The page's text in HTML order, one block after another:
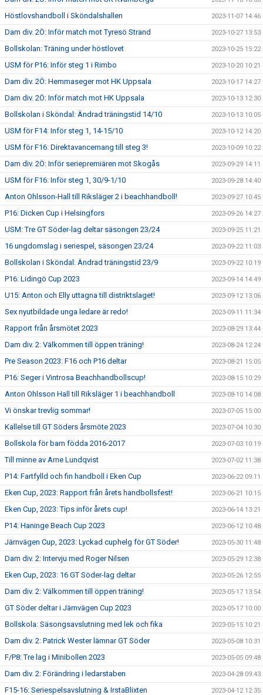
Höstlovshandboll i Sköndalshallen 2023-11-07 14:46
Dam div. 2Ö: Inför match mot Tyresö Strand 2023-10-27 13:53
Bollskolan: Träning under höstlovet 2023-10-25 15:22
USM för P16: Inför steg 1 i Rimbo 2023-10-20 10:21
Dam div. 2Ö: Hemmaseger mot HK Uppsala 2023-10-17 14:27
Dam div. 2Ö: Inför match mot HK Uppsala 2023-10-13 12:30
Bollskolan i Sköndal: Ändrad träningstid 14/10 2023-10-13 10:05
USM för F14: Inför steg 1, 14-15/10 2023-10-12 14:20
USM för F16: Direktavancemang till steg 3! 2023-10-09 10:22
Dam div. 2Ö: Inför seriepremiären mot Skogås 2023-09-29 14:11
USM för F16: Inför steg 1, 30/9-1/10 2023-09-28 14:40
Anton Ohlsson-Hall till Riksläger 2 i beachhandboll! 2023-09-27 10:45
P16: Dicken Cup i Helsingfors 2023-09-26 14:27
USM: Tre GT Söder-lag deltar säsongen 23/24 2023-09-25 11:21
16 ungdomslag i seriespel, säsongen 23/24 2023-09-22 11:03
Bollskolan i Sköndal: Ändrad träningstid 23/9 2023-09-22 10:19
P16: Lidingö Cup 2023 2023-09-14 14:49
U15: Anton och Elly uttagna till distriktslaget! 2023-09-12 13:06
Sex nyutbildade unga ledare är redo! 2023-09-11 11:34
Rapport från årsmötet 2023 2023-08-29 13:44
Dam div. 2: Välkommen till öppen träning! 2023-08-24 12:24
Pre Season 2023: F16 och P16 deltar 2023-08-21 15:05
P16: Seger i Vintrosa Beachhandbollscup! 2023-08-15 10:29
Anton Ohlsson Hall till Riksläger 1 i beachhandboll 2023-08-10 14:08
Vi önskar trevlig sommar! 2023-07-05 15:00
Kallelse till GT Söders årsmöte 2023 2023-07-04 10:30
Bollskola för barn födda 2016-2017 2023-07-03 10:19
Till minne av Arne Lundqvist 2023-07-02 11:38
P14: Fartfylld och fin handboll i Eken Cup 2023-06-22 09:11
Eken Cup, 2023: Rapport från årets handbollsfest! 2023-06-21 10:15
Eken Cup, 2023: Tips inför årets cup! 2023-06-14 13:21
P14: Haninge Beach Cup 2023 2023-06-12 10:48
Järnvägen Cup, 2023: Lyckad cuphelg för GT Söder! 2023-05-30 11:48
Dam div. 2: Intervju med Roger Nilsen 2023-05-29 12:38
Eken Cup, 2023: 16 GT Söder-lag deltar 2023-05-26 12:55
Dam div. 2: Välkommen till öppen träning! 2023-05-17 13:54
GT Söder deltar i Järnvägen Cup 2023 2023-05-17 10:00
Bollskola: Säsongsavslutning med lek och fika 2023-05-15 10:21
Dam div. 2: Patrick Wester lämnar GT Söder 2023-05-08 10:31
F/P8: Tre lag i Minibollen 2023 2023-05-05 09:48
Dam div. 2: Förändring i ledarstaben 2023-04-28 09:43
F15-16: Seriespelsavslutning & IrstaBlixten 2023-04-12 12:35